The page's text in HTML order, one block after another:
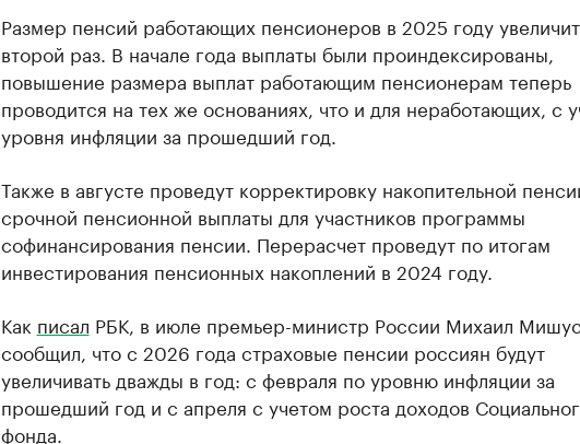
Размер пенсий работающих пенсионеров в 2025 году
второй раз. В начале года выплаты были проиндексированы,
повышение размера выплат работающим пенсионерам теперь
проводится на тех же основаниях, что и для неработающих, с
уровня инфляции за прошедший год.
Также в августе проведут корректировку накопительной
срочной пенсионной выплаты для участников программы
софинансирования пенсии. Перерасчет проведут по итогам
инвестирования пенсионных накоплений в 2024 году.
Как писал РБК, в июле премьер-министр России Михаил
сообщил, что с 2026 года страховые пенсии россиян будут
увеличивать дважды в год: с февраля по уровню инфляции за
прошедший год и с апреля с учетом роста доходов
фонда.